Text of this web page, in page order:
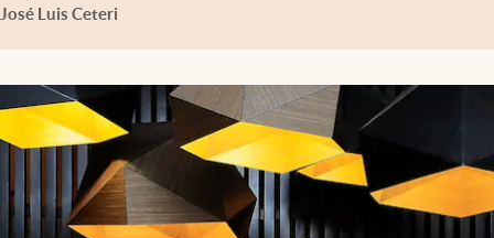
José Luis Ceteri